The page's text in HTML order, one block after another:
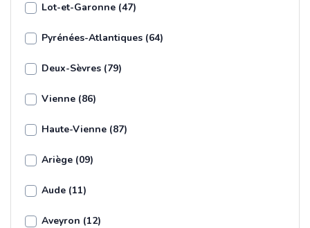
Lot-et-Garonne (47)
Pyrénées-Atlantiques (64)
Deux-Sèvres (79)
Vienne (86)
Haute-Vienne (87)
Ariège (09)
Aude (11)
Aveyron (12)